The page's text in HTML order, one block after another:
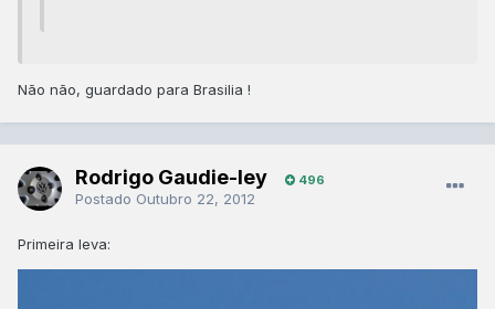
Não não, guardado para Brasilia !
Rodrigo Gaudie-ley 496
Postado Outubro 22, 2012
Primeira leva: